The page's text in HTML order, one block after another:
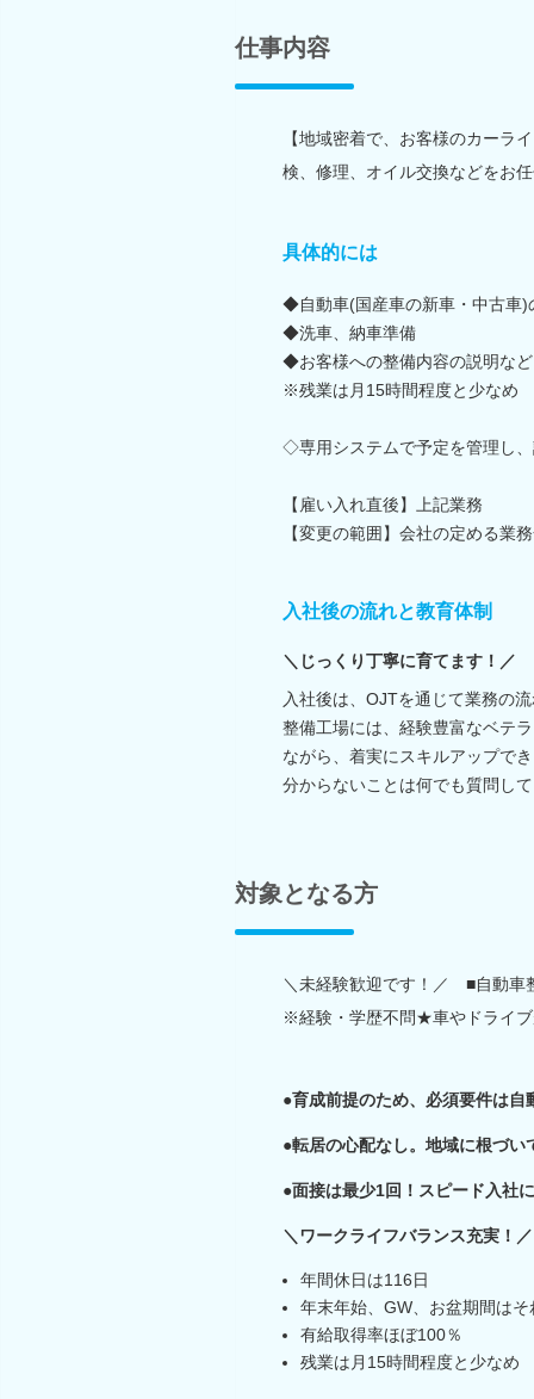
仕事内容
【地域密着で、お客様のカー
検、修理、オイル交換などをお
具体的には
◆自動車(国産車の新車・中古車)
◆洗車、納車準備
◆お客様への整備内容の説明など
※残業は月15時間程度と少なめ
◇専用システムで予定を管理し
【雇い入れ直後】上記業務
【変更の範囲】会社の定める業
入社後の流れと教育体制
＼じっくり丁寧に育てます！／
入社後は、OJTを通じて業務の
整備工場には、経験豊富なベテ
ながら、着実にスキルアップで
分からないことは何でも質問し
対象となる方
＼未経験歓迎です！／ ■自動車
※経験・学歴不問★車やドライ
●育成前提のため、必須要件は自
●転居の心配なし。地域に根づい
●面接は最少1回！スピード入社
＼ワークライフバランス充実！／
年間休日は116日
年末年始、GW、お盆期間は
有給取得率ほぼ100％
残業は月15時間程度と少なめ